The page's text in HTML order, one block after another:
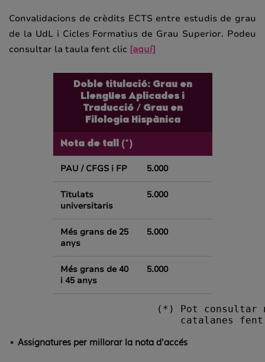
Convalidacions de crèdits ECTS entre estudis de grau
de la UdL i Cicles Formatius de Grau Superior. Podeu
consultar la taula fent clic [aquí]
Doble titulació: Grau en
Llengües Aplicades i
Traducció / Grau en
Filologia Hispànica
Nota de tall (*)
PAU / CFGS i FP 5.000
Titulats
universitaris
5.000
Més grans de 25
anys
5.000
Més grans de 40
i 45 anys
5.000
(*) Pot consultar notes de
catalanes
Assignatures per millorar la nota d'accés